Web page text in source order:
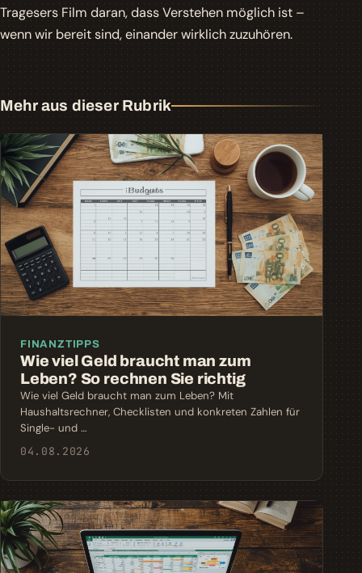
Tragesers Film daran, dass Verstehen möglich ist –
wenn wir bereit sind, einander wirklich zuzuhören.
Mehr aus dieser Rubrik
FINANZTIPPS
Wie viel Geld braucht man zum
Leben? So rechnen Sie richtig
Wie viel Geld braucht man zum Leben? Mit
Haushaltsrechner, Checklisten und konkreten Zahlen für
Single- und …
04.08.2026